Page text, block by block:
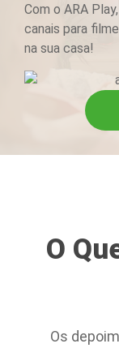
Com o ARA
canais para
na sua casa!
O
Os